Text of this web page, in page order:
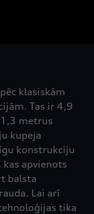
klasiskām
Tas ir 4,9
metrus
kupeja
konstrukciju
apvienots
balsta
Lai arī
tika